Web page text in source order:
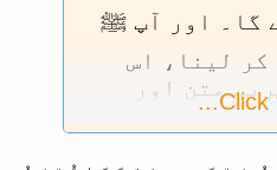
گا۔ اور آپ ﷺ
کر لینا، اس
متن اور
مطلوب ہے۔۔۔؟؟
Click